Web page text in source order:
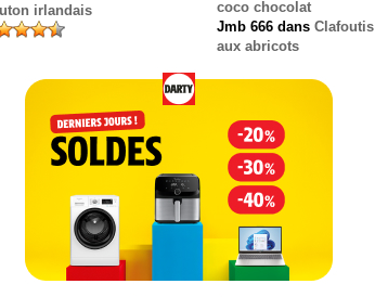
irlandais
coco chocolat
Jmb 666 dans Clafoutis
aux abricots